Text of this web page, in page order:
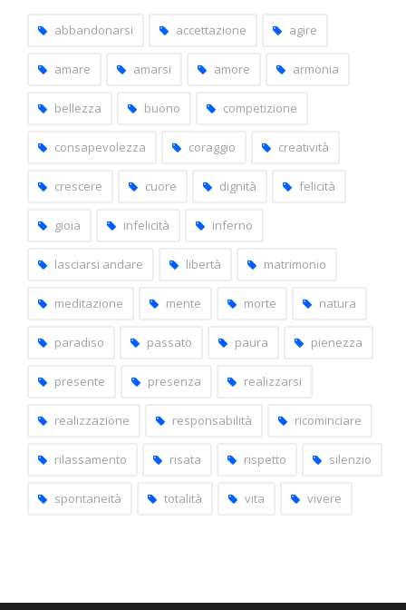
capitoliabbandonarsi accettazione agire
amare amarsi amore armonia
bellezza buono competizione
consapevolezza coraggio creatività
crescere cuore dignità felicità
gioia infelicità inferno
lasciarsi andare libertà matrimonio
meditazione mente morte natura
paradiso passato paura pienezza
presente presenza realizzarsi
realizzazione responsabilità ricominciare
rilassamento risata rispetto silenzio
spontaneità totalità vita vivere